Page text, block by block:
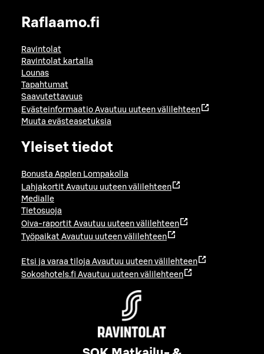
Raflaamo.fi
Ravintolat
Ravintolat kartalla
Lounas
Tapahtumat
Saavutettavuus
Evästeinformaatio Avautuu uuteen välilehteen
Muuta evästeasetuksia
Yleiset tiedot
Bonusta Applen Lompakolla
Lahjakortit Avautuu uuteen välilehteen
Medialle
Tietosuoja
Oiva-raportit Avautuu uuteen välilehteen
Työpaikat Avautuu uuteen välilehteen
Etsi ja varaa tiloja Avautuu uuteen välilehteen
Sokoshotels.fi Avautuu uuteen välilehteen